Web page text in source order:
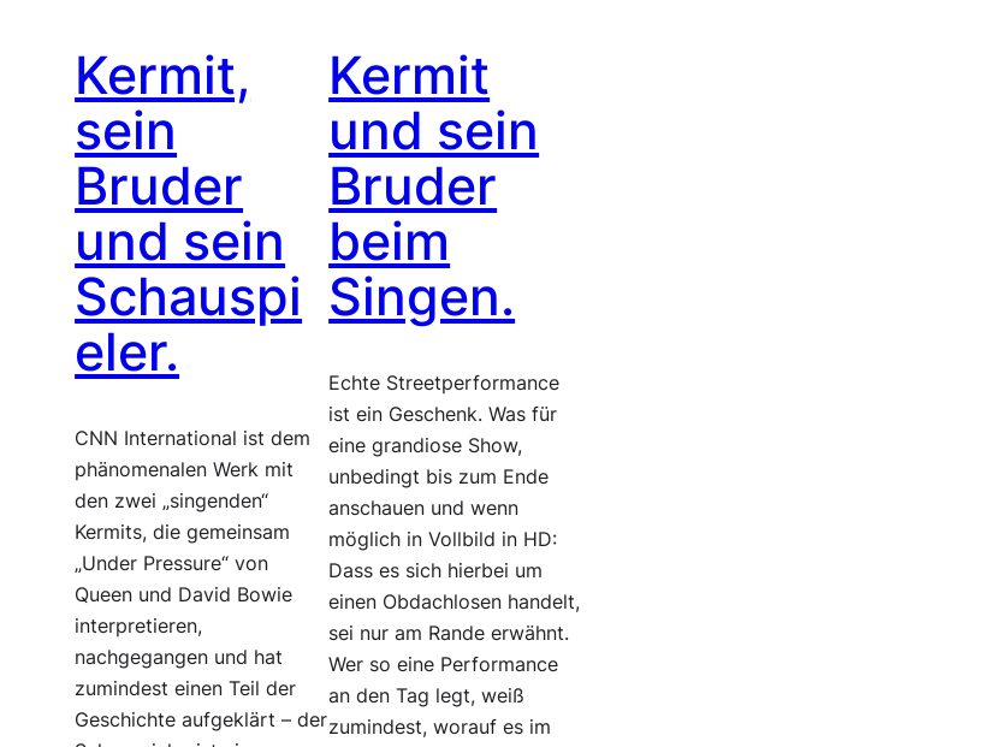
Kermit,
sein
Bruder
und sein
Schauspi
eler.
CNN International ist dem
phänomenalen Werk mit
den zwei „singenden“
Kermits, die gemeinsam
„Under Pressure“ von
Queen und David Bowie
interpretieren,
nachgegangen und hat
zumindest einen Teil der
Geschichte aufgeklärt – der
Kermit
und sein
Bruder
beim
Singen.
Echte Streetperformance
ist ein Geschenk. Was für
eine grandiose Show,
unbedingt bis zum Ende
anschauen und wenn
möglich in Vollbild in HD:
Dass es sich hierbei um
einen Obdachlosen handelt,
sei nur am Rande erwähnt.
Wer so eine Performance
an den Tag legt, weiß
zumindest, worauf es im